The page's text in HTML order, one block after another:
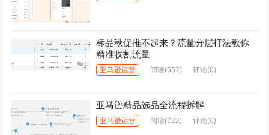
标品秋促推不起来？流量分层打法教你
精准收割流量
亚马逊运营 阅读(657) 评论(0)
亚马逊精品选品全流程拆解
亚马逊运营 阅读(722) 评论(0)